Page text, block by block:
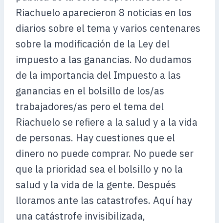
Riachuelo aparecieron 8 noticias en los
diarios sobre el tema y varios centenares
sobre la modificación de la Ley del
impuesto a las ganancias. No dudamos
de la importancia del Impuesto a las
ganancias en el bolsillo de los/as
trabajadores/as pero el tema del
Riachuelo se refiere a la salud y a la vida
de personas. Hay cuestiones que el
dinero no puede comprar. No puede ser
que la prioridad sea el bolsillo y no la
salud y la vida de la gente. Después
lloramos ante las catastrofes. Aquí hay
una catástrofe invisibilizada,